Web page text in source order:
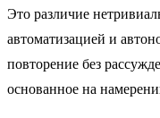
Это различие
автоматизацией и
повторение без
основанное на